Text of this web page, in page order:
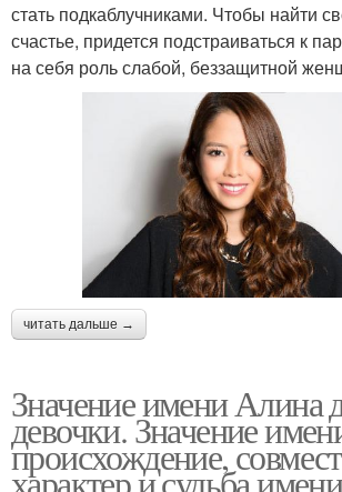
стать подкаблучниками. Чтобы найти
счастье, придется подстраиваться к
на себя роль слабой, беззащитной
читать дальше →
Значение имени Алина
девочки. Значение
происхождение,